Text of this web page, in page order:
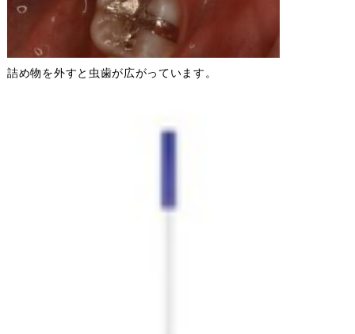
詰め物を外すと虫歯が広がっています。